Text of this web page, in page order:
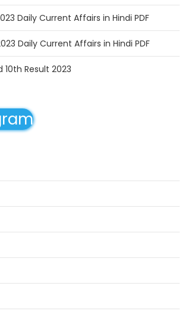
Daily Current Affairs in Hindi PDF
Daily Current Affairs in Hindi PDF
10th Result 2023